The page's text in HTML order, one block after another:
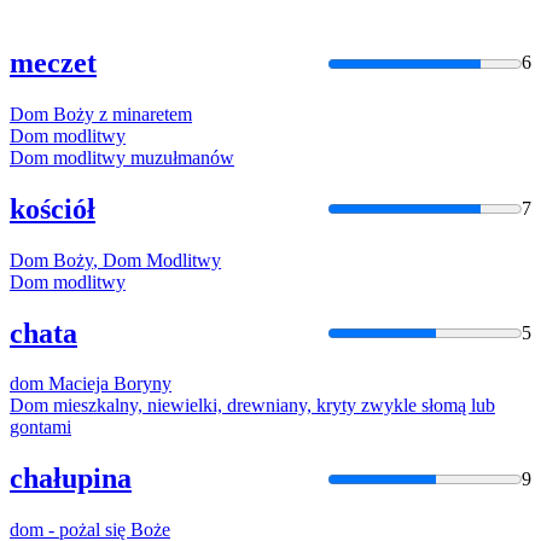
meczet 6
Dom Boży z minaretem
Dom modlitwy
Dom modlitwy muzułmanów
kościół 7
Dom Boży, Dom Modlitwy
Dom modlitwy
chata 5
dom Macieja Boryny
Dom mieszkalny, niewielki, drewniany, kryty zwykle słomą lub
gontami
chałupina 9
dom - pożal się Boże